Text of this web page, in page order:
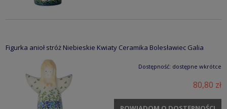
Figurka anioł stróż Niebieskie Kwiaty Ceramika Bolesławiec Galia
Dostępność: dostępne wkrótce
80,80 zł